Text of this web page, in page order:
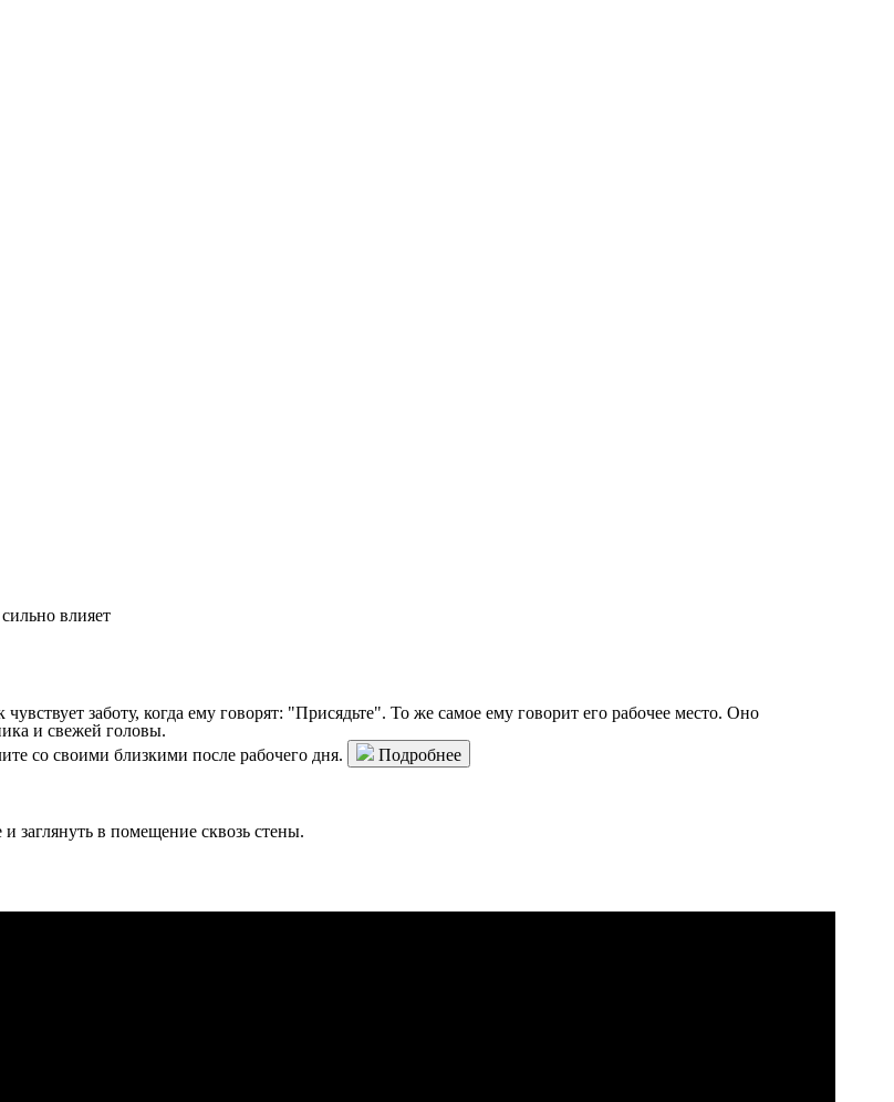
влияет
заботу, когда ему говорят: "Присядьте". То же самое ему говорит его рабочее место. Оно
и свежей головы.
со своими близкими после рабочего дня.
Подробнее
заглянуть в помещение сквозь стены.